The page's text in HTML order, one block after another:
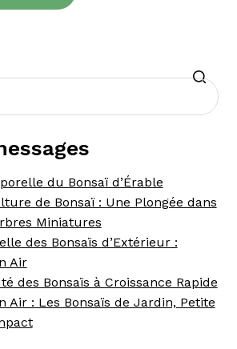
du Bonsaï d’Érable
de Bonsaï : Une Plongée dans
Miniatures
des Bonsaïs d’Extérieur :
Air
des Bonsaïs à Croissance Rapide
Air : Les Bonsaïs de Jardin, Petite